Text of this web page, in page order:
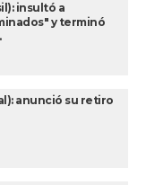
insultó a
y terminó
anunció su retiro